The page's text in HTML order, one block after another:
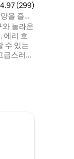
4.97점(5점 만점),
4.97 (299)
을 즐길
와 놀라운
에리 호
수 있는
스러운